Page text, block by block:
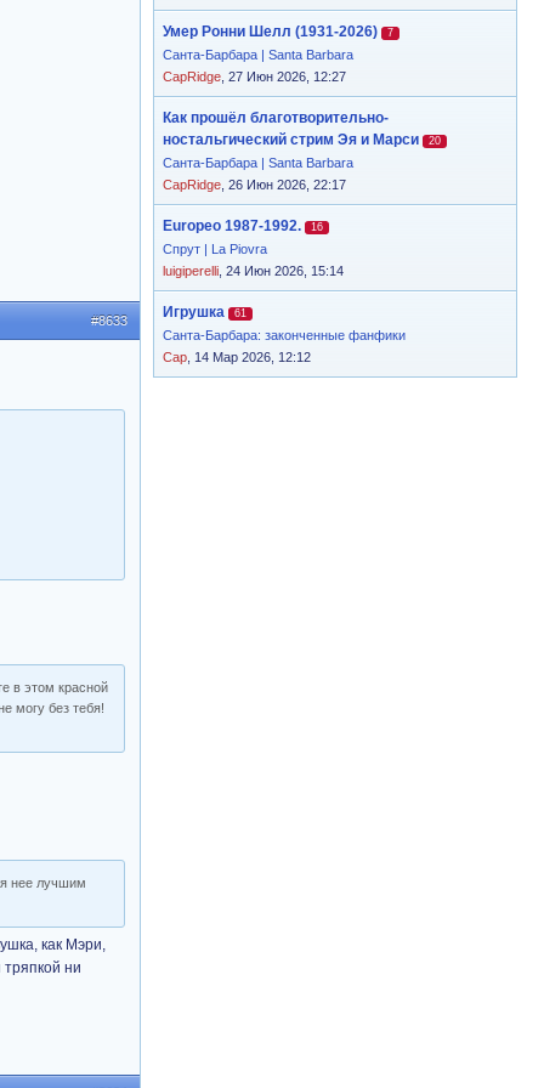
Умер Ронни Шелл (1931-2026) 7
Санта-Барбара | Santa Barbara
CapRidge , 27 Июн 2026, 12:27
Как прошёл благотворительно-
ностальгический стрим Эя и Марси
20
Санта-Барбара | Santa Barbara
CapRidge , 26 Июн 2026, 22:17
Europeo 1987-1992. 16
Спрут | La Piovra
luigiperelli , 24 Июн 2026, 15:14
Игрушка 61
Санта-Барбара: законченные фанфики
Cap , 14 Мар 2026, 12:12
#8633
в этом красной
могу без тебя!
нее лучшим
как Мэри,
тряпкой ни